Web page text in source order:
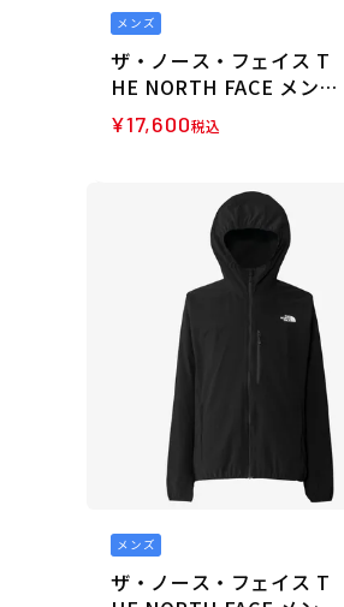
メンズ
ザ・ノース・フェイス T
HE NORTH FACE メンズ
スワローテイルジャケッ
ト NP22602-K 26SS
¥17,600税込
メンズ
ザ・ノース・フェイス T